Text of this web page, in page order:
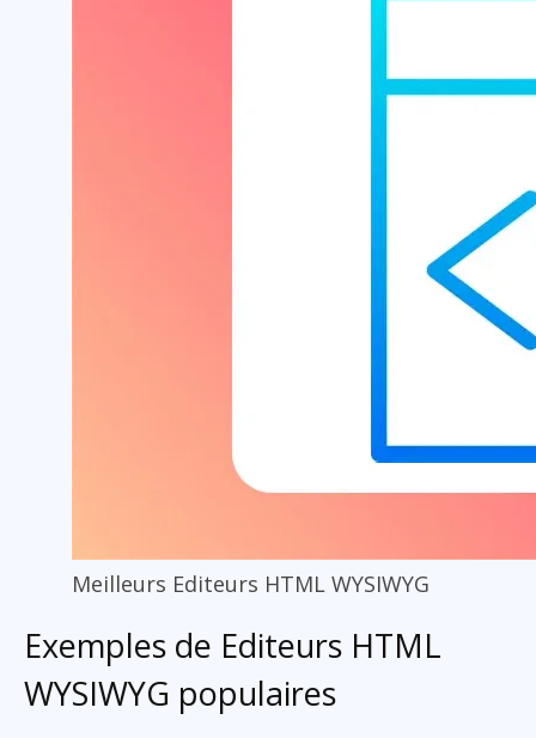
Meilleurs Editeurs HTML WYSIWYG
Exemples de Editeurs HTML
WYSIWYG populaires